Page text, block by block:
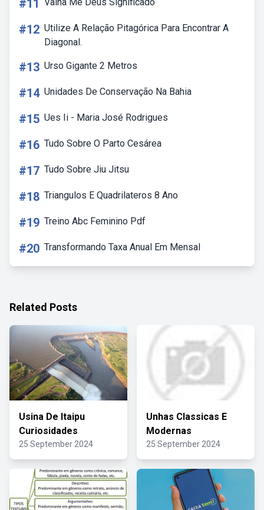
#11
#12 Utilize A Relação Pitagórica Para Encontrar A
Diagonal.
#13 Urso Gigante 2 Metros
#14 Unidades De Conservação Na Bahia
#15 Ues Ii - Maria José Rodrigues
#16 Tudo Sobre O Parto Cesárea
#17 Tudo Sobre Jiu Jitsu
#18 Triangulos E Quadrilateros 8 Ano
#19 Treino Abc Feminino Pdf
#20 Transformando Taxa Anual Em Mensal
Related Posts
Usina De Itaipu
Curiosidades
25 September 2024
Unhas Classicas E
Modernas
25 September 2024